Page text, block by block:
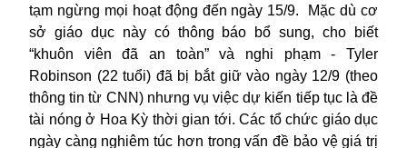
tạm ngừng mọi hoạt động đến ngày 15/9. Mặc dù cơ
sở giáo dục này có thông báo bổ sung, cho biết
“khuôn viên đã an toàn” và nghi phạm - Tyler
Robinson (22 tuổi) đã bị bắt giữ vào ngày 12/9 (theo
thông tin từ CNN) nhưng vụ việc dự kiến tiếp tục là đề
tài nóng ở Hoa Kỳ thời gian tới. Các tổ chức giáo dục
ngày càng nghiêm túc hơn trong vấn đề bảo vệ giá trị